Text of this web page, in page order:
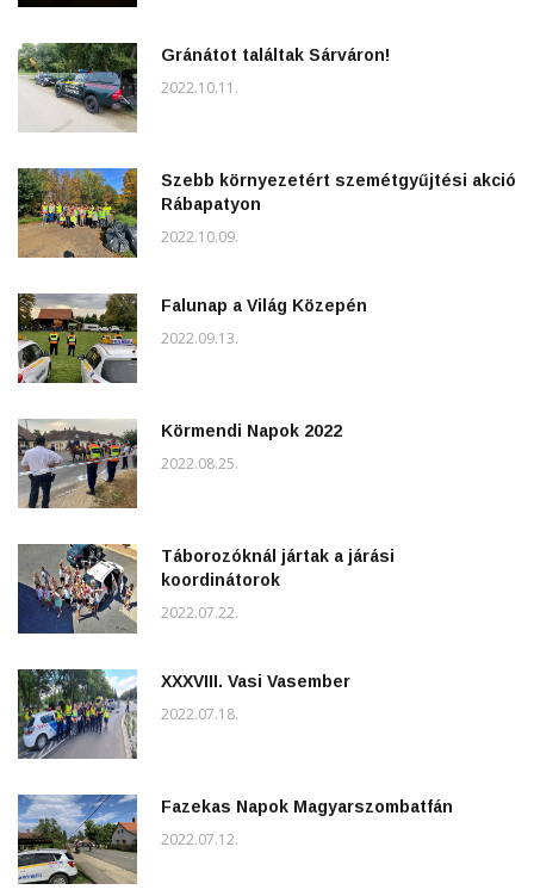
Gránátot találtak Sárváron!
2022.10.11.
Szebb környezetért szemétgyűjtési akció
Rábapatyon
2022.10.09.
Falunap a Világ Közepén
2022.09.13.
Körmendi Napok 2022
2022.08.25.
Táborozóknál jártak a járási
koordinátorok
2022.07.22.
XXXVIII. Vasi Vasember
2022.07.18.
Fazekas Napok Magyarszombatfán
2022.07.12.